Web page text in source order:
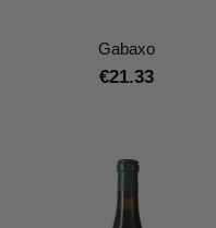
Gabaxo
€21.33